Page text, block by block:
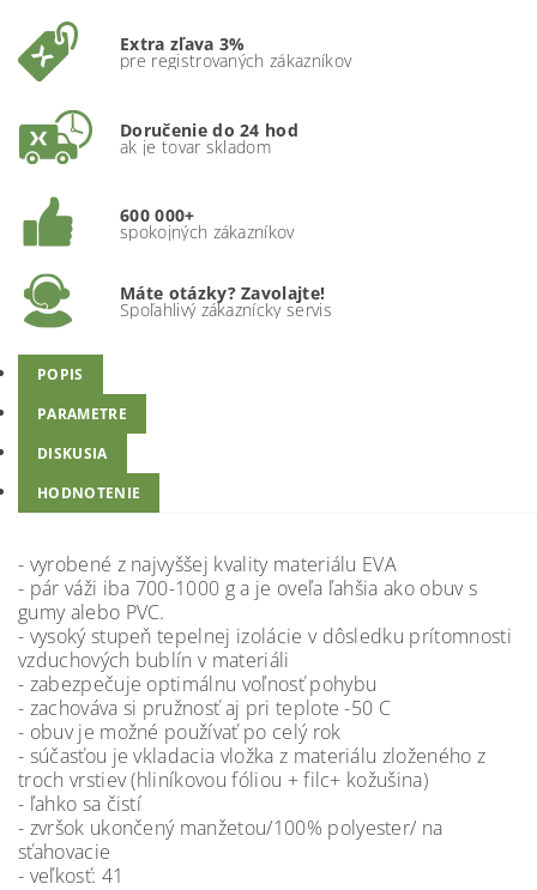
Extra zľava 3%
pre registrovaných zákazníkov
Doručenie do 24 hod
ak je tovar skladom
600 000+
spokojných zákazníkov
Máte otázky? Zavolajte!
Spoľahlivý zákaznícky servis
POPIS
PARAMETRE
DISKUSIA
HODNOTENIE
- vyrobené z najvyššej kvality materiálu EVA
- pár váži iba 700-1000 g a je oveľa ľahšia ako obuv s
gumy alebo PVC.
- vysoký stupeň tepelnej izolácie v dôsledku prítomnosti
vzduchových bublín v materiáli
- zabezpečuje optimálnu voľnosť pohybu
- zachováva si pružnosť aj pri teplote -50 C
- obuv je možné používať po celý rok
- súčasťou je vkladacia vložka z materiálu zloženého z
troch vrstiev (hliníkovou fóliou + filc+ kožušina)
- ľahko sa čistí
- zvršok ukončený manžetou/100% polyester/ na
sťahovacie
- veľkosť: 41